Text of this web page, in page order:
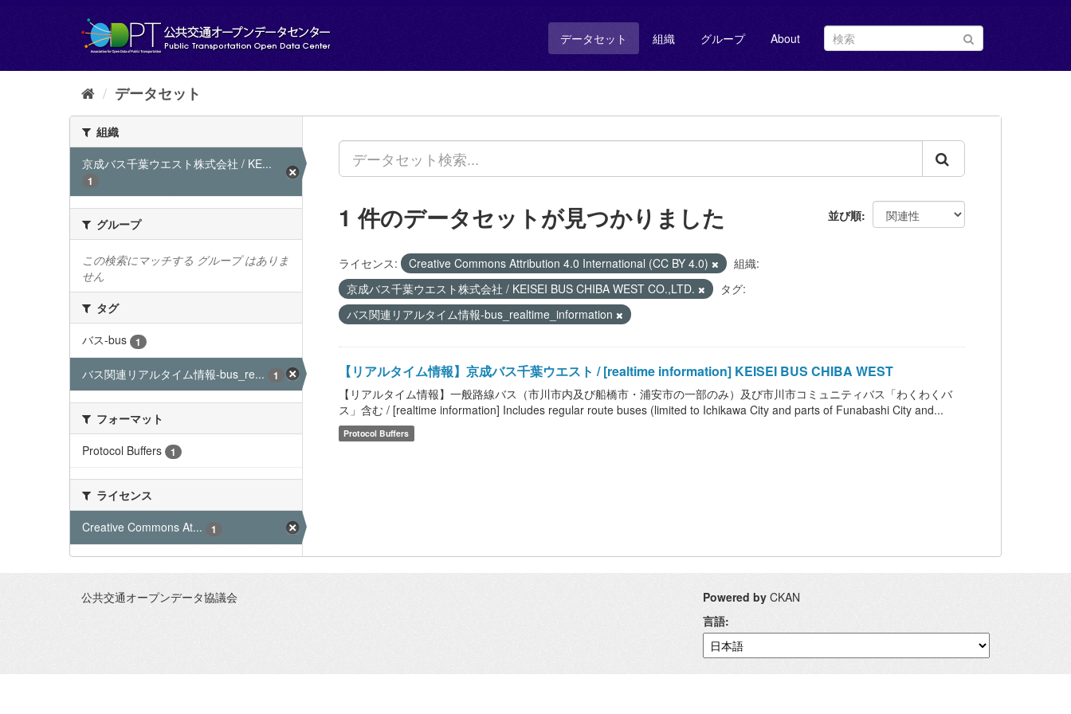
し
データセット 組織 グループ About
データセット
組織
京成バス千葉ウエスト株式会社 / KE...
1
グループ
この検索にマッチする グループ はありま
せん
タグ
バス-bus
1
バス関連リアルタイム情報-bus_re... 1
フォーマット
Protocol Buffers
1
ライセンス
Creative Commons At...
1
並び順
1 件のデータセットが見つかりました
ライセンス: Creative Commons Attribution 4.0 International (CC BY 4.0)
組織:
京成バス千葉ウエスト株式会社 / KEISEI BUS CHIBA WEST CO.,LTD.
タグ:
バス関連リアルタイム情報-bus_realtime_information
【リアルタイム情報】京成バス千葉ウエスト / [realtime information] KEISEI BUS CHIBA WEST
【リアルタイム情報】一般路線バス（市川市内及び船橋市・浦安市の一部のみ）及び市川市コミュニティバス「わくわくバ
ス」含む / [realtime information] Includes regular route buses (limited to Ichikawa City and parts of Funabashi City and...
Protocol Buffers
公共交通オープンデータ協議会 Powered by CKAN
言語